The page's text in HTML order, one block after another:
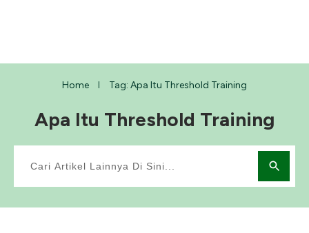
Home Tag: Apa Itu Threshold Training
Apa Itu Threshold Training